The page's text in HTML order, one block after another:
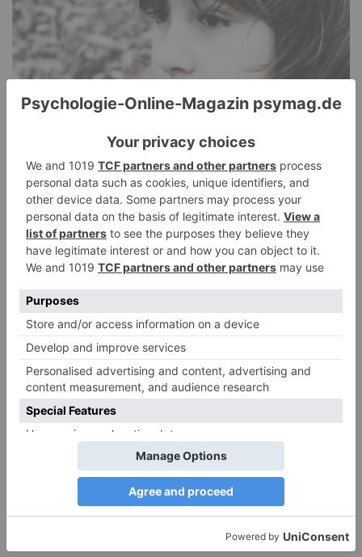
PDA Autismus: Merkmale und Umgang mit
PANDA-Kindern – Kinder mit starkem
Autonomiebedürfnis (1)
9. Juli 2026 0
NEUESTE KOMMENTARE
Renate B.zu
ruhige Antworten
HaBazu Verbale Angriffe abwehren: Psychologische Tipps für
ruhige Antworten
AdelezuVerbale Angriffe abwehren: Psychologische Tipps für
ruhige Antworten
zuMerkmale der komplexen Posttraumatischen
Belastungsstörung: Traumafolgen verständlich erklärt
Elternteil narzisstisch: So sieht dein heutiges Leben
vermutlich aus – Narzisstisch geprägte Kindheit (1)